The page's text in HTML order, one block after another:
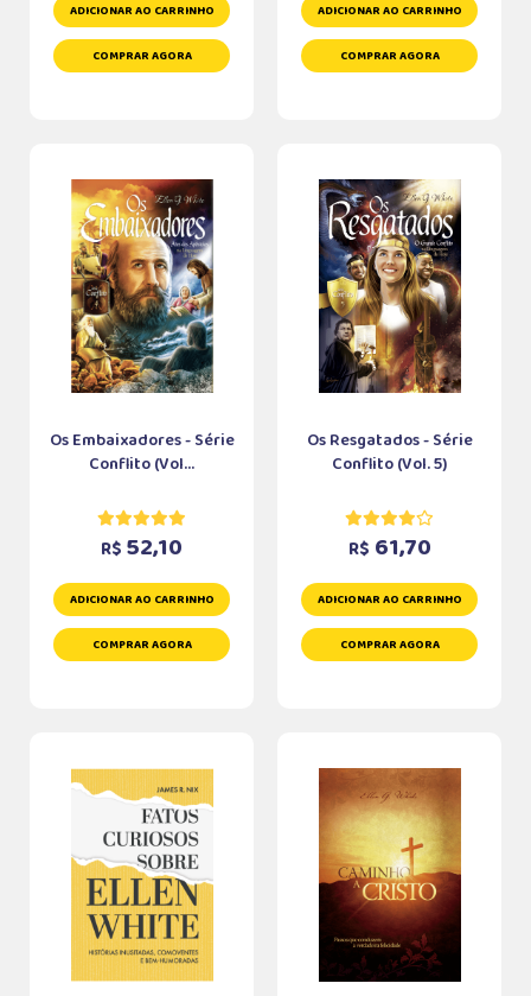
ADICIONAR AO CARRINHO
COMPRAR AGORA
ADICIONAR AO CARRINHO
COMPRAR AGORA
Os Embaixadores - Série
Conflito (Vol...
R$ 52,10
ADICIONAR AO CARRINHO
COMPRAR AGORA
Os Resgatados - Série
Conflito (Vol. 5)
R$ 61,70
ADICIONAR AO CARRINHO
COMPRAR AGORA